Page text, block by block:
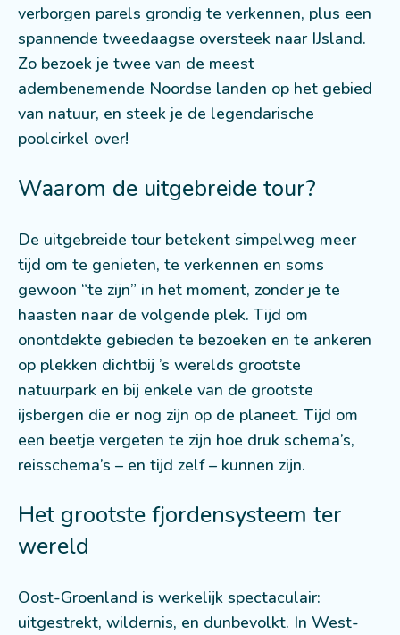
verborgen parels grondig te verkennen, plus een
spannende tweedaagse oversteek naar IJsland.
Zo bezoek je twee van de meest
adembenemende Noordse landen op het gebied
van natuur, en steek je de legendarische
poolcirkel over!
Waarom de uitgebreide tour?
De uitgebreide tour betekent simpelweg meer
tijd om te genieten, te verkennen en soms
gewoon “te zijn” in het moment, zonder je te
haasten naar de volgende plek. Tijd om
onontdekte gebieden te bezoeken en te ankeren
op plekken dichtbij ’s werelds grootste
natuurpark en bij enkele van de grootste
ijsbergen die er nog zijn op de planeet. Tijd om
een beetje vergeten te zijn hoe druk schema’s,
reisschema’s – en tijd zelf – kunnen zijn.
Het grootste fjordensysteem ter
wereld
Oost-Groenland is werkelijk spectaculair:
uitgestrekt, wildernis, en dunbevolkt. In West-